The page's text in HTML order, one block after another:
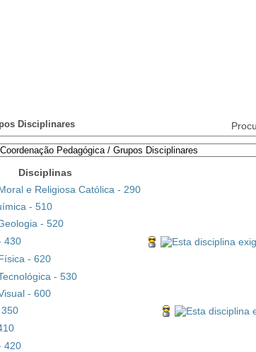
Disciplinares
Disciplinas
e Religiosa Católica - 290
- 510
- 520
430
- 620
- 530
- 600
420